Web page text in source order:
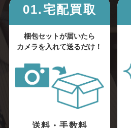
01.宅配買取
梱包セットが届いたら
カメラを入れて送るだけ！
送料・手数料